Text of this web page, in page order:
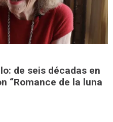
de seis décadas en
“Romance de la luna